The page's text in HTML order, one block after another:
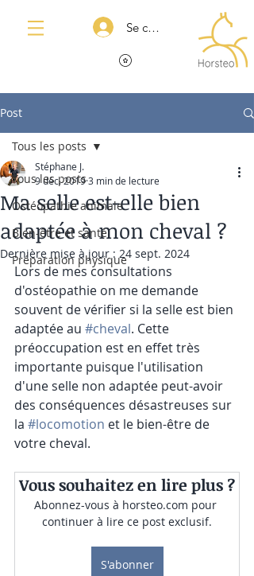
Se connecter
Post
Tous les posts
Ostéopathie animale
Bien-être et santé
Préparation physique
Tous les posts
Ma selle est-elle bien
adaptée à mon cheval ?
Stéphane J.
9 déc. 20193 min de lecture
Dernière mise à jour : 24 sept. 2024
Lors de mes consultations
d'ostéopathie on me demande
souvent de vérifier si la selle est bien
adaptée au #cheval. Cette
préoccupation est en effet très
importante puisque l'utilisation
d'une selle non adaptée peut-avoir
des conséquences désastreuses sur
la #locomotion et le bien-être de
votre cheval.
Vous souhaitez en lire plus ?
Abonnez-vous à horsteo.com pour
continuer à lire ce post exclusif.
S'abonner